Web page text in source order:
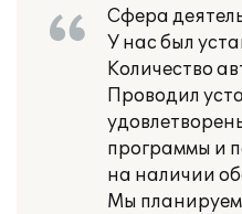
Сфера
У нас был
Количество
Проводил
программы и
на наличии
Мы планируем